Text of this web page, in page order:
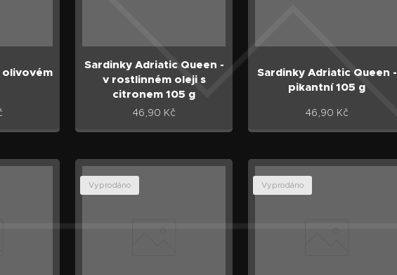
olivovém
Sardinky Adriatic Queen -
v rostlinném oleji s
citronem 105 g
46,90 Kč
Sardinky Adriatic Queen -
pikantní 105 g
46,90 Kč
Vyprodáno Vyprodáno